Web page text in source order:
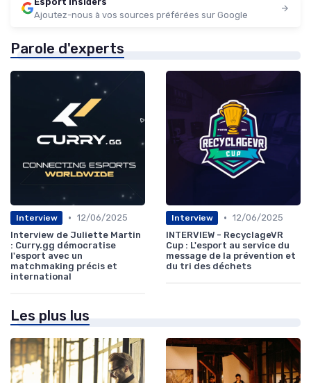
Ajoutez-nous à vos sources préférées sur Google
Parole d'experts
Interview • 12/06/2025
Interview de Juliette Martin
: Curry.gg démocratise
l'esport avec un
matchmaking précis et
international
Interview • 12/06/2025
INTERVIEW - RecyclageVR
Cup : L'esport au service du
message de la prévention et
du tri des déchets
Les plus lus